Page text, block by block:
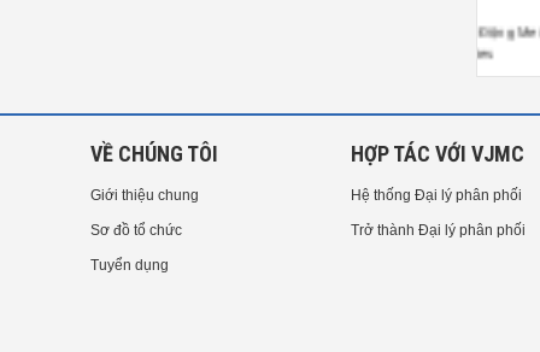
VỀ CHÚNG TÔI
Giới thiệu chung
Sơ đồ tổ chức
Tuyển dụng
HỢP TÁC VỚI VJMC
Hệ thống Đại lý phân phối
Trở thành Đại lý phân phối